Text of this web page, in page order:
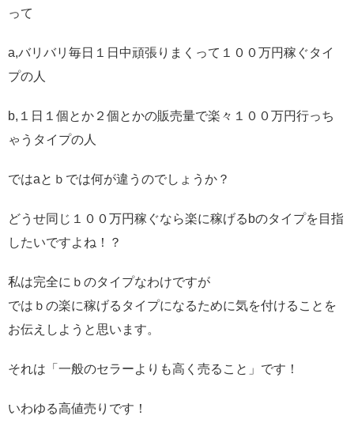
って
a,バリバリ毎日１日中頑張りまくって１００万円稼ぐタイ
プの人
b,１日１個とか２個とかの販売量で楽々１００万円行っち
ゃうタイプの人
ではaとｂでは何が違うのでしょうか？
どうせ同じ１００万円稼ぐなら楽に稼げるbのタイプを目指
したいですよね！？
私は完全にｂのタイプなわけですが
ではｂの楽に稼げるタイプになるために気を付けることを
お伝えしようと思います。
それは「一般のセラーよりも高く売ること」です！
いわゆる高値売りです！